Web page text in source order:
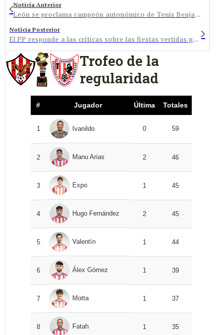
Noticia Anterior
León se proclama campeón autonómico de Tenis Benjamín Femenino con una jugadora de origen bembibrense
Noticia Posterior
El PP responde a las críticas sobre las fiestas vertidas por Nancy Prada
Trofeo de la
regularidad
# Jugador Última Totales
1 Ivanildo 0 59
2 Manu Arias 2 46
3 Expo 1 45
4 Hugo Fernández 2 45
5 Valentín 1 44
6 Álex Gómez 1 39
7 Motta 1 37
8 Fatah 1 35